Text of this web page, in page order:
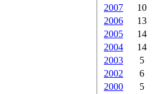
2007
10
2006
13
2005
14
2004
14
2003
5
2002
6
2000
5